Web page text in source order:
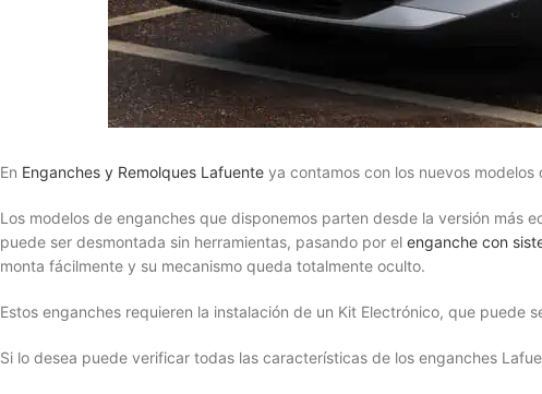
En Enganches y Remolques Lafuente ya contamos con los nuevos
Los modelos de enganches que disponemos parten desde la versión más
puede ser desmontada sin herramientas, pasando por el enganche con
monta fácilmente y su mecanismo queda totalmente oculto.
Estos enganches requieren la instalación de un Kit Electrónico, que puede
Si lo desea puede verificar todas las características de los enganches